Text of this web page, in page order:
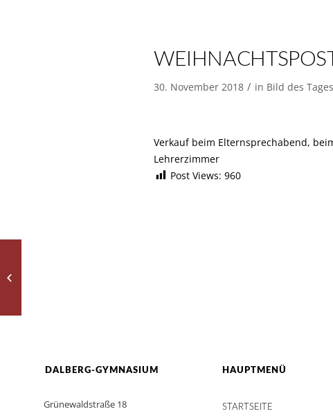
30. November 2018 / in Bild des Tages
Verkauf beim Elternsprechabend,
Lehrerzimmer
Post Views: 960
DALBERG-GYMNASIUM
Grünewaldstraße 18
HAUPTMENÜ
STARTSEITE